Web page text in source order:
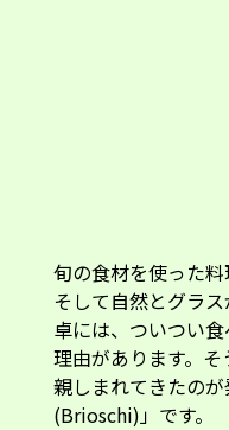
旬の食材を使った料
そして自然とグラ
卓には、ついつい
理由があります。
親しまれてきたの
(Brioschi)」です。